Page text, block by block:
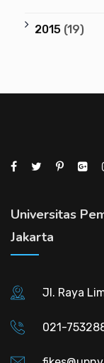
2015 (19)
Universitas
Jakarta
Jl. Raya
021-